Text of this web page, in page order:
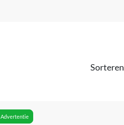
Advertentie